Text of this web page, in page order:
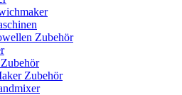
Zubehör
Zubehör